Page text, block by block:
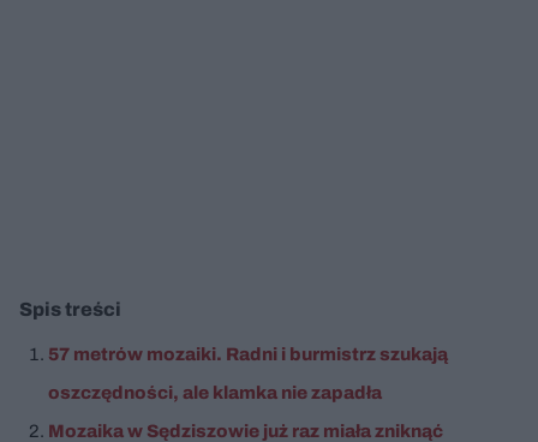
Spis treści
57 metrów mozaiki. Radni i burmistrz szukają
oszczędności, ale klamka nie zapadła
Mozaika w Sędziszowie już raz miała zniknąć